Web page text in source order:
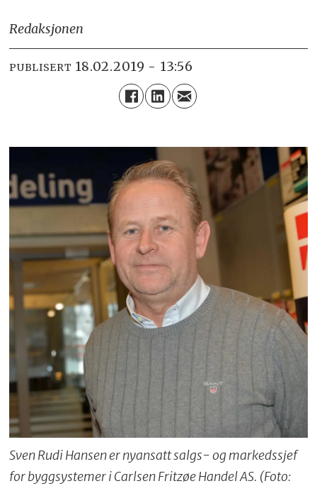
Redaksjonen
PUBLISERT 18.02.2019 - 13:56
Sven Rudi Hansen er nyansatt salgs- og markedssjef
for byggsystemer i Carlsen Fritzøe Handel AS. (Foto: